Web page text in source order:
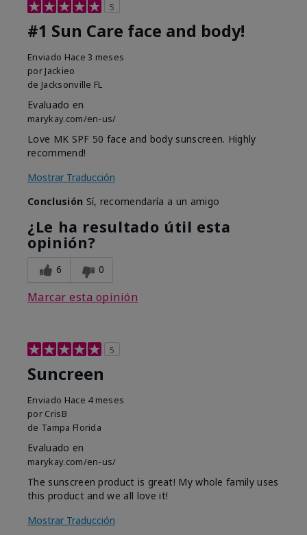
5
#1 Sun Care face and body!
Enviado Hace 3 meses
por Jackieo
de Jacksonville FL
Evaluado en
marykay.com/en-us/
Love MK SPF 50 face and body sunscreen. Highly
recommend!
Mostrar Traducción
Conclusión Sí, recomendaría a un amigo
¿Le ha resultado útil esta
opinión?
6 0
Marcar esta opinión
5
Suncreen
Enviado Hace 4 meses
por CrisB
de Tampa Florida
Evaluado en
marykay.com/en-us/
The sunscreen product is great! My whole family uses
this product and we all love it!
Mostrar Traducción